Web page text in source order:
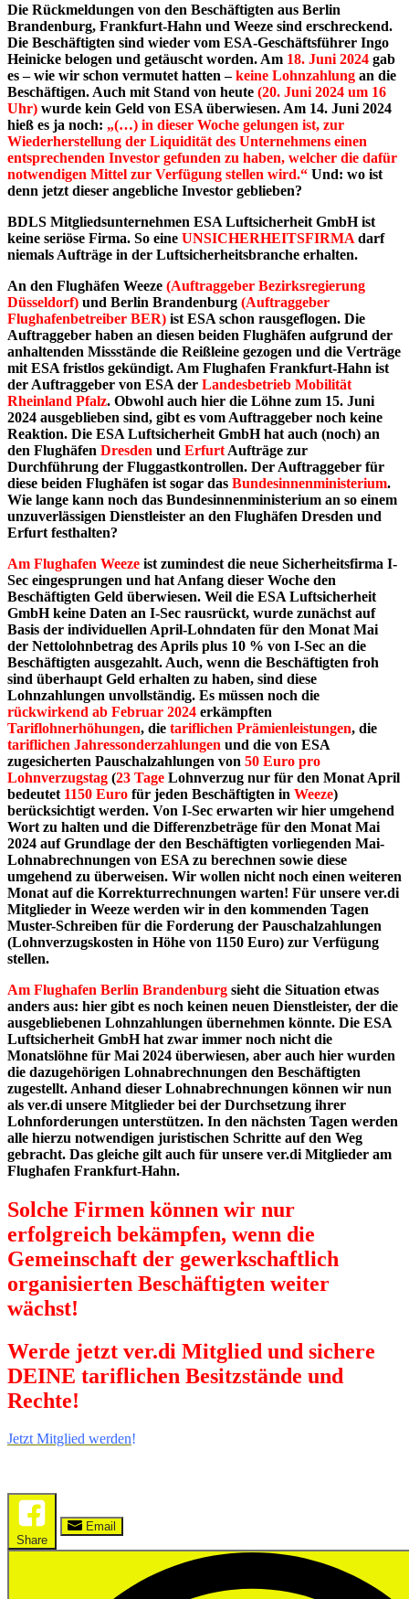
Die Rückmeldungen von den Beschäftigten aus Berlin
Brandenburg, Frankfurt-Hahn und Weeze sind erschreckend.
Die Beschäftigten sind wieder vom ESA-Geschäftsführer Ingo
Heinicke belogen und getäuscht worden. Am 18. Juni 2024 gab
es – wie wir schon vermutet hatten –keine Lohnzahlung an die
Beschäftigen. Auch mit Stand von heute (20. Juni 2024 um 16
Uhr) wurde kein Geld von ESA überwiesen. Am 14. Juni 2024
hieß es ja noch: „(…) in dieser Woche gelungen ist, zur
Wiederherstellung der Liquidität des Unternehmens einen
entsprechenden Investor gefunden zu haben, welcher die dafür
notwendigen Mittel zur Verfügung stellen wird.“ Und: wo ist
denn jetzt dieser angebliche Investor geblieben?
BDLS Mitgliedsunternehmen ESA Luftsicherheit GmbH ist
keine seriöse Firma. So eine UNSICHERHEITSFIRMA darf
niemals Aufträge in der Luftsicherheitsbranche erhalten.
An den Flughäfen Weeze (Auftraggeber Bezirksregierung
Düsseldorf) und Berlin Brandenburg (Auftraggeber
Flughafenbetreiber BER) ist ESA schon rausgeflogen. Die
Auftraggeber haben an diesen beiden Flughäfen aufgrund der
anhaltenden Missstände die Reißleine gezogen und die Verträge
mit ESA fristlos gekündigt. Am Flughafen Frankfurt-Hahn ist
der Auftraggeber von ESA der Landesbetrieb Mobilität
Rheinland Pfalz. Obwohl auch hier die Löhne zum 15. Juni
2024 ausgeblieben sind, gibt es vom Auftraggeber noch keine
Reaktion. Die ESA Luftsicherheit GmbH hat auch (noch) an
den Flughäfen Dresden und Erfurt Aufträge zur
Durchführung der Fluggastkontrollen. Der Auftraggeber für
diese beiden Flughäfen ist sogar das Bundesinnenministerium.
Wie lange kann noch das Bundesinnenministerium an so einem
unzuverlässigen Dienstleister an den Flughäfen Dresden und
Erfurt festhalten?
Am Flughafen Weeze ist zumindest die neue Sicherheitsfirma I-
Sec eingesprungen und hat Anfang dieser Woche den
Beschäftigten Geld überwiesen. Weil die ESA Luftsicherheit
GmbH keine Daten an I-Sec rausrückt, wurde zunächst auf
Basis der individuellen April-Lohndaten für den Monat Mai
der Nettolohnbetrag des Aprils plus 10 % von I-Sec an die
Beschäftigten ausgezahlt. Auch, wenn die Beschäftigten froh
sind überhaupt Geld erhalten zu haben, sind diese
Lohnzahlungen unvollständig. Es müssen noch die
rückwirkend ab Februar 2024 erkämpften
Tariflohnerhöhungen, die tariflichen Prämienleistungen, die
tariflichen Jahressonderzahlungen und die von ESA
zugesicherten Pauschalzahlungen von 50 Euro pro
Lohnverzugstag (23 Tage Lohnverzug nur für den Monat April
bedeutet 1150 Euro für jeden Beschäftigten in Weeze)
berücksichtigt werden. Von I-Sec erwarten wir hier umgehend
Wort zu halten und die Differenzbeträge für den Monat Mai
2024 auf Grundlage der den Beschäftigten vorliegenden Mai-
Lohnabrechnungen von ESA zu berechnen sowie diese
umgehend zu überweisen. Wir wollen nicht noch einen weiteren
Monat auf die Korrekturrechnungen warten! Für unsere ver.di
Mitglieder in Weeze werden wir in den kommenden Tagen
Muster-Schreiben für die Forderung der Pauschalzahlungen
(Lohnverzugskosten in Höhe von 1150 Euro) zur Verfügung
stellen.
Am Flughafen Berlin Brandenburg sieht die Situation etwas
anders aus: hier gibt es noch keinen neuen Dienstleister, der die
ausgebliebenen Lohnzahlungen übernehmen könnte. Die ESA
Luftsicherheit GmbH hat zwar immer noch nicht die
Monatslöhne für Mai 2024 überwiesen, aber auch hier wurden
die dazugehörigen Lohnabrechnungen den Beschäftigten
zugestellt. Anhand dieser Lohnabrechnungen können wir nun
als ver.di unsere Mitglieder bei der Durchsetzung ihrer
Lohnforderungen unterstützen. In den nächsten Tagen werden
alle hierzu notwendigen juristischen Schritte auf den Weg
gebracht. Das gleiche gilt auch für unsere ver.di Mitglieder am
Flughafen Frankfurt-Hahn.
Solche Firmen können wir nur
erfolgreich bekämpfen, wenn die
Gemeinschaft der gewerkschaftlich
organisierten Beschäftigten weiter
wächst!
Werde jetzt ver.di Mitglied und sichere
DEINE tariflichen Besitzstände und
Rechte!
Jetzt Mitglied werden!
Share
Email